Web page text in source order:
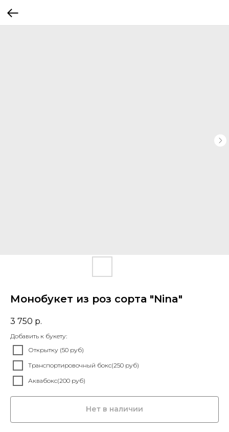
Монобукет из роз сорта "Nina"
3 750 р.
Добавить к букету:
Открытку (50 руб)
Транспортировочный бокс(250 руб)
Аквабокс(200 руб)
Нет в наличии